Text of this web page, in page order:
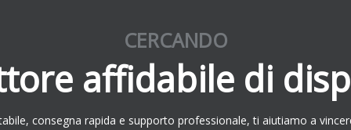
CERCANDO
affidabile di
consegna rapida e supporto professionale, ti aiutiamo a